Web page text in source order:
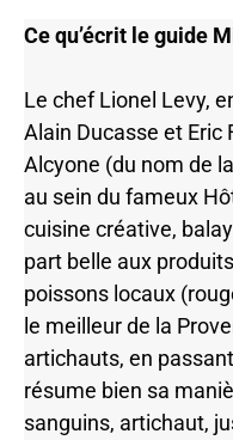
Ce qu’écrit le guide
Le chef Lionel Levy,
Alain Ducasse et Eric
Alcyone (du nom de
au sein du fameux
cuisine créative,
part belle aux
poissons locaux
le meilleur de la
artichauts, en
résume bien sa
sanguins, artichaut,